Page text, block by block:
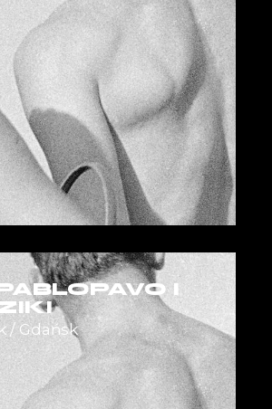
PABLOPAVO I
/ Gdańsk